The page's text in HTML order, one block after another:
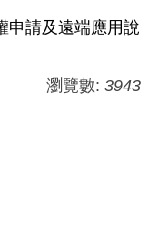
申請及遠端應用說
瀏覽數: 3943